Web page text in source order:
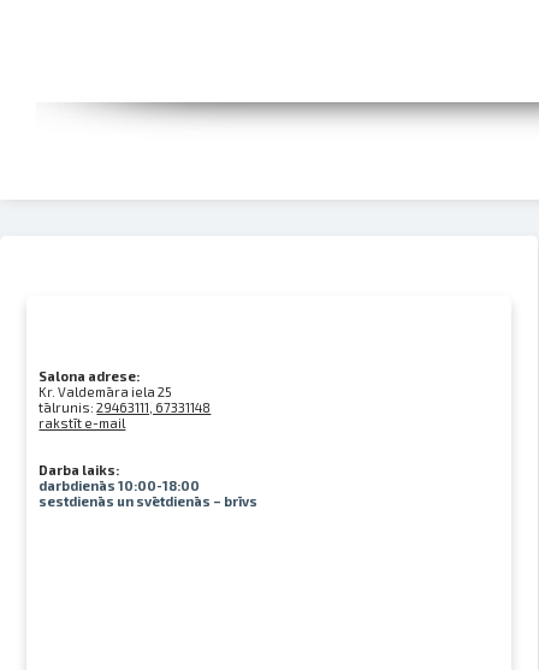
Salona adrese:
Kr. Valdemāra iela 25
tālrunis:29463111, 67331148
rakstīt e-mail
Darba laiks:
darbdienās 10:00-18:00
sestdienās un svētdienās – brīvs